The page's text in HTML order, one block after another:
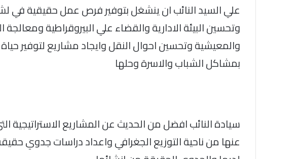
علي السيد النائب ان ينشغل بتوفير فرص عمل حقيقية في
وتحسين البيئة الادارية والقضاء علي البيروقراطية
والمعيشية وتحسين احوال النقل وايجاد مشاريع لتوفير
بمشاكل الشباب والاسرة وحلها
سيادة النائب افضل من الحديث عن المشاريع الاستراتيجية
عنها من ناحية التوزيع الجغرافي واعداد دراسات جدوي